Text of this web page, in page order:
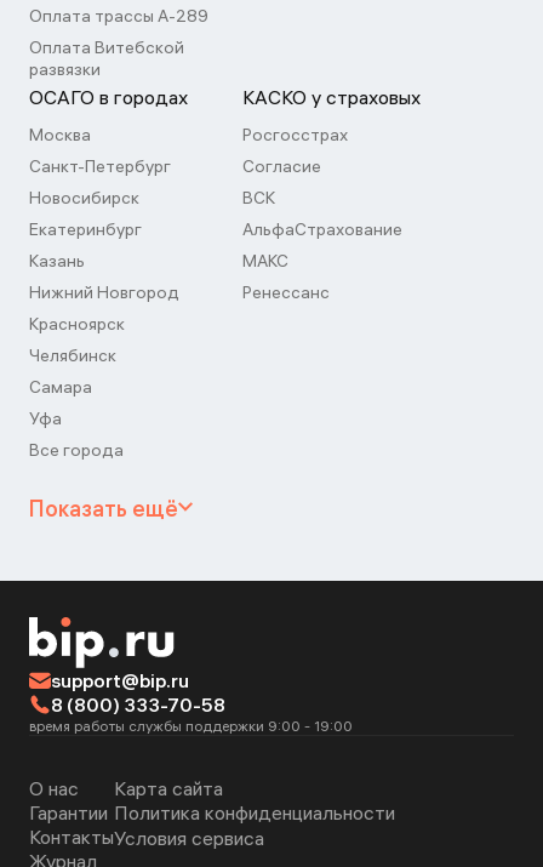
Оплата трассы А-289
Оплата Витебской
развязки
ОСАГО в городах
Москва
Санкт-Петербург
Новосибирск
Екатеринбург
Казань
Нижний Новгород
Красноярск
Челябинск
Самара
Уфа
Все города
КАСКО у страховых
Росгосстрах
Согласие
ВСК
АльфаСтрахование
МАКС
Ренессанс
Показать ещё
support@bip.ru
8 (800) 333-70-58
время работы службы поддержки 9:00 - 19:00
О нас
Гарантии
Контакты
Журнал
Карта сайта
Политика конфиденциальности
Условия сервиса